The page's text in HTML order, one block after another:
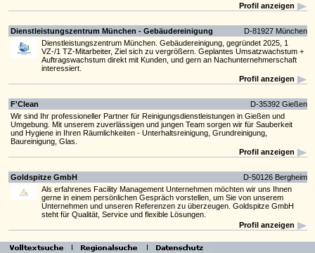
Profil anzeigen
Dienstleistungszentrum München - Gebäudereinigung
D-81927 München
Dienstleistungszentrum München. Gebäudereinigung, gegründet 2025, 1
VZ-/1 TZ-Mitarbeiter, Ziel sich zu vergrößern. Geplantes Umsatzwachstum +
Auftragswachstum direkt mit Kunden, und gern an Nachunternehmerschaft
interessiert.
Profil anzeigen
F'Clean
D-35392 Gießen
Wir sind Ihr professioneller Partner für Reinigungsdienstleistungen in Gießen und
Umgebung. Mit unserem zuverlässigen und jungen Team sorgen wir für Sauberkeit
und Hygiene in Ihren Räumlichkeiten - Unterhaltsreinigung, Grundreinigung,
Baureinigung, Glas.
Profil anzeigen
Goldspitze GmbH
D-50126 Bergheim
Als erfahrenes Facility Management Unternehmen möchten wir uns Ihnen
gerne in einem persönlichen Gespräch vorstellen, um Sie von unserem
Unternehmen und unseren Referenzen zu überzeugen. Goldspitze GmbH
steht für Qualität, Service und flexible Lösungen.
Profil anzeigen
Operativa GmbH